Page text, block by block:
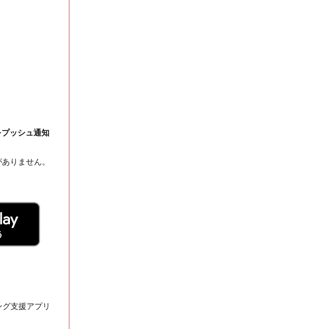
ッシュ通知
りません。
支援アプリ